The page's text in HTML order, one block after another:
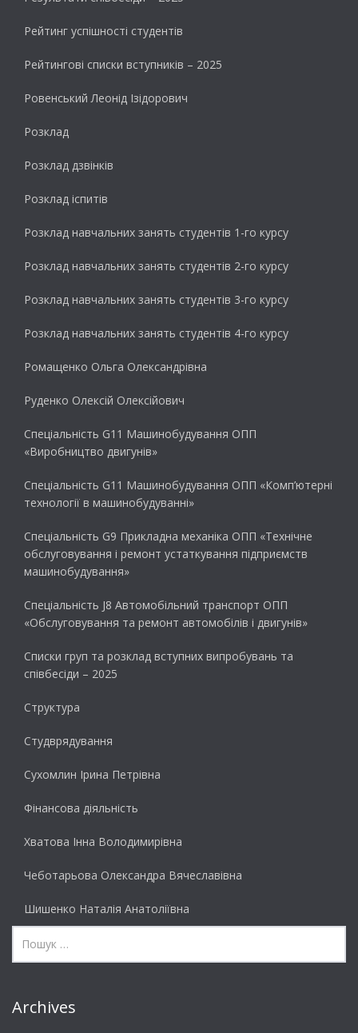
Рейтинг успішності студентів
Рейтингові списки вступників – 2025
Ровенський Леонід Ізідорович
Розклад
Розклад дзвінків
Розклад іспитів
Розклад навчальних занять студентів 1-го курсу
Розклад навчальних занять студентів 2-го курсу
Розклад навчальних занять студентів 3-го курсу
Розклад навчальних занять студентів 4-го курсу
Ромащенко Ольга Олександрівна
Руденко Олексій Олексійович
Спеціальність G11 Машинобудування ОПП
«Виробництво двигунів»
Спеціальність G11 Машинобудування ОПП «Комп’ютерні
технології в машинобудуванні»
Спеціальність G9 Прикладна механіка ОПП «Технічне
обслуговування і ремонт устаткування підприємств
машинобудування»
Спеціальність J8 Автомобільний транспорт ОПП
«Обслуговування та ремонт автомобілів і двигунів»
Списки груп та розклад вступних випробувань та
співбесіди – 2025
Структура
Студврядування
Сухомлин Ірина Петрівна
Фінансова діяльність
Хватова Інна Володимирівна
Чеботарьова Олександра Вячеславівна
Шишенко Наталія Анатоліївна
Archives